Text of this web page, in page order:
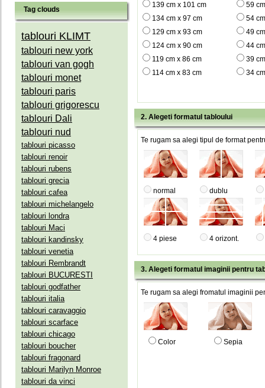
Tag clouds
tablouri KLIMT
tablouri new york
tablouri van gogh
tablouri monet
tablouri paris
tablouri grigorescu
tablouri Dali
tablouri nud
tablouri picasso
tablouri renoir
tablouri rubens
tablouri grecia
tablouri cafea
tablouri michelangelo
tablouri londra
tablouri Maci
tablouri kandinsky
tablouri venetia
tablouri Rembrandt
tablouri BUCURESTI
tablouri godfather
tablouri italia
tablouri caravaggio
tablouri scarface
tablouri chicago
tablouri boucher
tablouri fragonard
tablouri Marilyn Monroe
tablouri da vinci
139 cm x 101 cm
59
134 cm x 97 cm
54
129 cm x 93 cm
49
124 cm x 90 cm
44
119 cm x 86 cm
39
114 cm x 83 cm
34
2. Alegeti formatul tabloului
Te rugam sa alegi tipul de format
normal dublu
4 piese 4 orizont.
3. Alegeti formatul imaginii pentru
Te rugam sa alegi fromatul imaginii
Color Sepia